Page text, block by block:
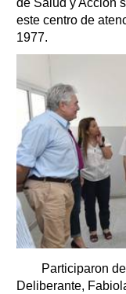
este centro de
1977.
Participaron
Deliberante,